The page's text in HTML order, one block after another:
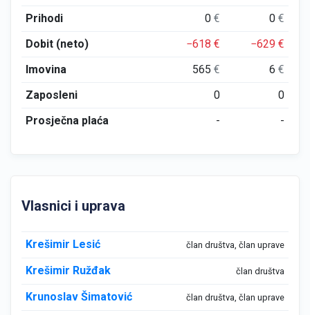
Prihodi
0€ 0€
Dobit (neto)
−618€ −629€
Imovina
565€ 6€
Zaposleni
0
0
Prosječna plaća
- -
Vlasnici i uprava
Krešimir Lesić član društva, član uprave
Krešimir Ružđak član društva
Krunoslav Šimatović član društva, član uprave